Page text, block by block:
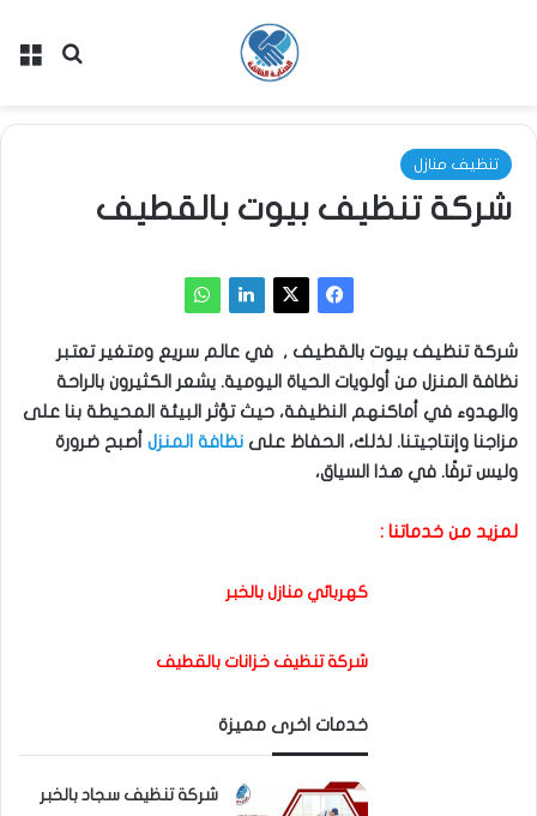
بحث
تنظيف منازل
شركة تنظيف بيوت بالقطيف
شركة تنظيف بيوت بالقطيف , في عالم سريع ومتغير تعتبر
نظافة المنزل من أولويات الحياة اليومية. يشعر الكثيرون بالراحة
والهدوء في أماكنهم النظيفة، حيث تؤثر البيئة المحيطة بنا على
مزاجنا وإنتاجيتنا. لذلك، الحفاظ على نظافة المنزل أصبح ضرورة
وليس ترفًا. في هذا السياق،
لمزيد من خدماتنا :
كهربائي منازل بالخبر
شركة تنظيف خزانات بالقطيف
خدمات اخرى مميزة
شركة تنظيف سجاد بالخبر